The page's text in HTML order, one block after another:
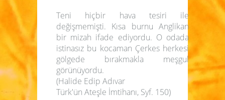
Teni hiçbir hava tesiri ile
değişmemişti. Kısa burnu Anglikan
bir mizah ifade ediyordu. O odada
istinasız bu kocaman Çerkes herkesi
gölgede bırakmakla meşgul
görünüyordu.
(Halide Edip Adıvar
Türk'ün Ateşle İmtihanı, Syf. 150)